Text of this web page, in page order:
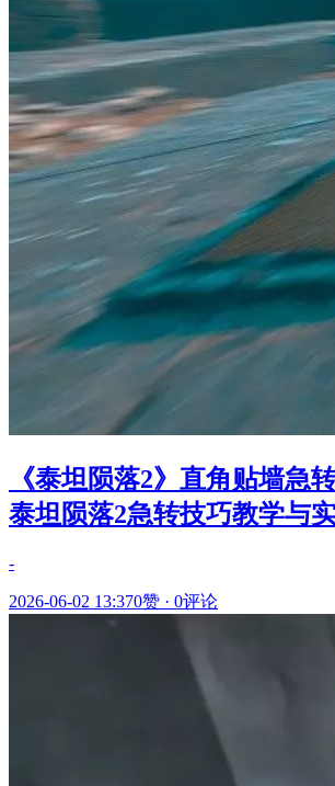
《泰坦陨落2》直角贴墙急
泰坦陨落2急转技巧教学与
-
2026-06-02 13:370赞 · 0评论